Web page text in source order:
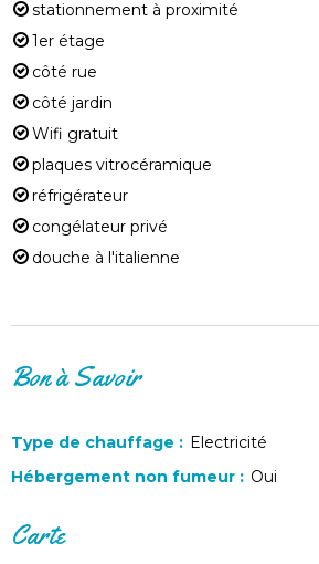
stationnement à proximité
1er étage
côté rue
côté jardin
Wifi gratuit
plaques vitrocéramique
réfrigérateur
congélateur privé
douche à l'italienne
Bon à Savoir
Type de chauffage : Electricité
Hébergement non fumeur : Oui
Carte